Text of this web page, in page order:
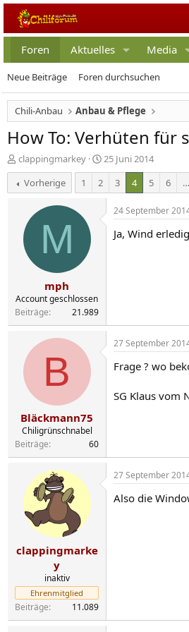
Foren Aktuelles Media
Neue Beiträge Foren durchsuchen
Chili-Anbau Anbau & Pflege
How To: Verhüten für
E
r
s
t
clappingmarkey
E
r
t
l
25 Juni 2014
Vorherige
1 2 3 4 5 6 …
M
mph
Account geschlossen
Beiträge
21.989
24 September
Ja, Wind
B
Bläckmann75
Chiligrünschnabel
Beiträge
60
27 September
Frage ? wo
SG Klaus vom
clappingmarke
y
inaktiv
Ehrenmitglied
Beiträge 11.089
27 September
Also die